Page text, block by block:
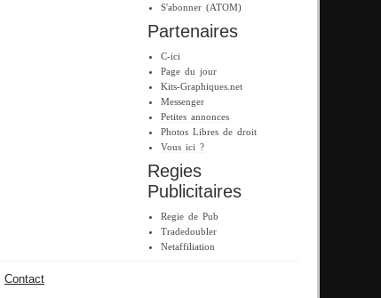
S'abonner (ATOM)
Partenaires
C-ici
Page du jour
Kits-Graphiques.net
Messenger
Petites annonces
Photos Libres de droit
Vous ici ?
Regies
Publicitaires
Regie de Pub
Tradedoubler
Netaffiliation
Contact